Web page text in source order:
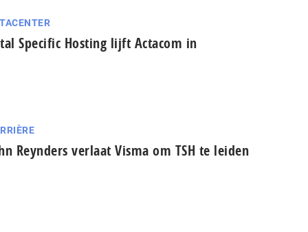
Specific Hosting lijft Actacom in
Reynders verlaat Visma om TSH te leiden